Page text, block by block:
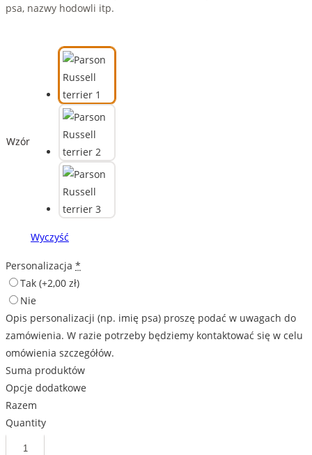
psa, nazwy hodowli itp.
Wzór
Wyczyść
Personalizacja *
Tak (+2,00 zł)
Nie
Opis personalizacji (np. imię psa) proszę podać w uwagach do
zamówienia. W razie potrzeby będziemy kontaktować się w celu
omówienia szczegółów.
Suma produktów
Opcje dodatkowe
Razem
Quantity